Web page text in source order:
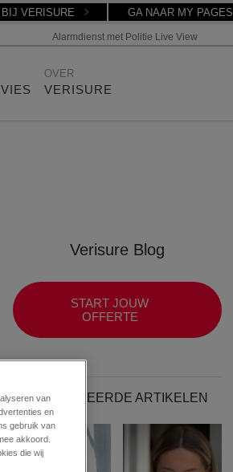
VERISURE GA NAAR MY PAGES
Alarmdienst met Politie Live View
VERISURE
OVER
Verisure Blog
START JOUW
OFFERTE
GERELATEERDE ARTIKELEN
van
en
gebruik van
akkoord.
die wij